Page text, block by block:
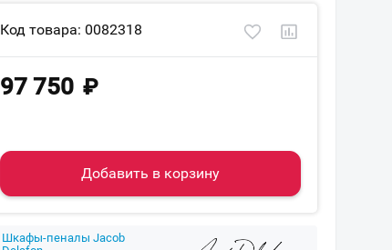
Код товара: 0082318
97 750 ₽
Добавить в корзину
Шкафы-пеналы Jacob